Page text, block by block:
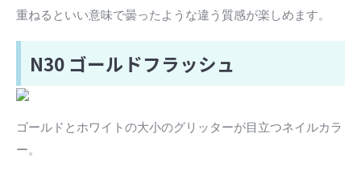
重ねるといい意味で曇ったような違う質感が楽しめます。
N30 ゴールドフラッシュ
ゴールドとホワイトの大小のグリッターが目立つネイルカラ
ー。